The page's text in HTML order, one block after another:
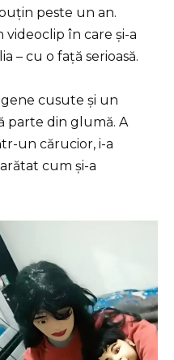
peste un an.
videoclip în care și-a
– cu o față serioasă.
cusute și un
parte din glumă. A
un cărucior, i-a
cum și-a